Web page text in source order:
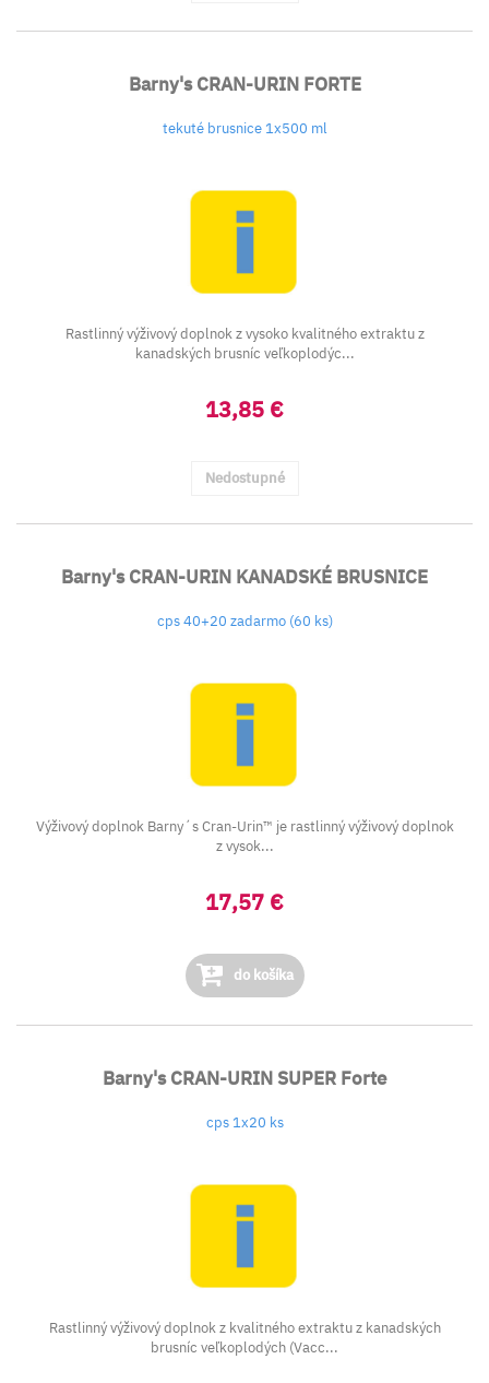
Barny's CRAN-URIN FORTE
tekuté brusnice 1x500 ml
Rastlinný výživový doplnok z vysoko kvalitného extraktu z
kanadských brusníc veľkoplodýc...
13,85 €
Nedostupné
Barny's CRAN-URIN KANADSKÉ BRUSNICE
cps 40+20 zadarmo (60 ks)
Výživový doplnok Barny´s Cran-Urin™ je rastlinný výživový doplnok
z vysok...
17,57 €
do košíka
Barny's CRAN-URIN SUPER Forte
cps 1x20 ks
Rastlinný výživový doplnok z kvalitného extraktu z kanadských
brusníc veľkoplodých (Vacc...